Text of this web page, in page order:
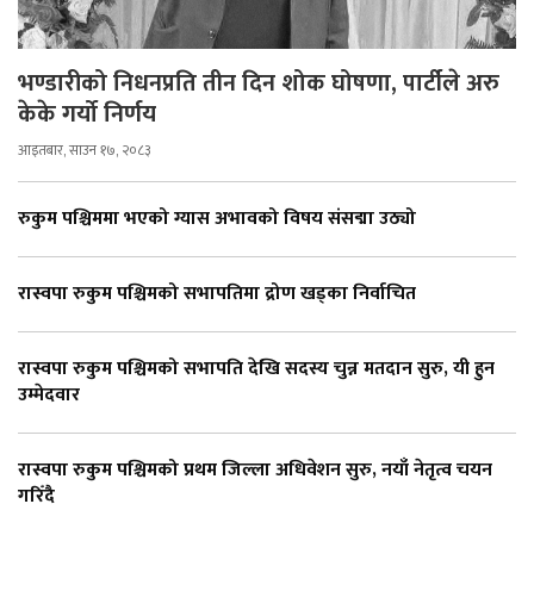
भण्डारीको निधनप्रति तीन दिन शोक घोषणा, पार्टीले अरु
केके गर्यो निर्णय
आइतबार, साउन १७, २०८३
रुकुम पश्चिममा भएको ग्यास अभावको विषय संसद्मा उठ्यो
रास्वपा रुकुम पश्चिमको सभापतिमा द्रोण खड्का निर्वाचित
रास्वपा रुकुम पश्चिमको सभापति देखि सदस्य चुन्न मतदान सुरु, यी हुन
उम्मेदवार
रास्वपा रुकुम पश्चिमको प्रथम जिल्ला अधिवेशन सुरु, नयाँ नेतृत्व चयन
गरिँदै